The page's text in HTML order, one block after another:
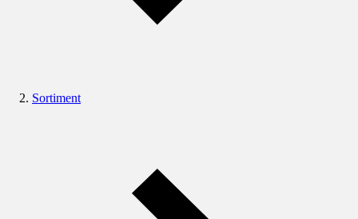
Sortiment